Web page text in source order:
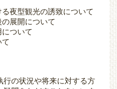
夜型観光の誘致について
展開について
ついて
行の状況や将来に対する方